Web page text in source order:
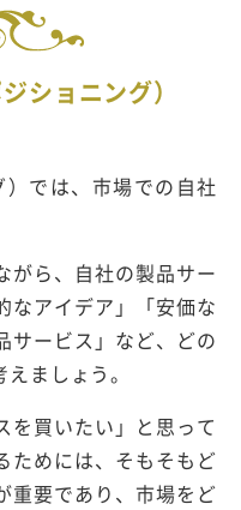
ショニング）
では、市場での自社
がら、自社の製品サー
なアイデア」「安価な
サービス」など、どの
ましょう。
を買いたい」と思って
ためには、そもそもど
重要であり、市場をど